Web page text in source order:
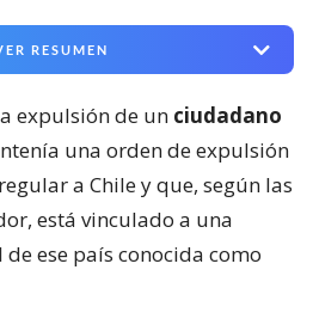
RESUMEN
expulsión de un ciudadano
una orden de expulsión
a Chile y que, según las
está vinculado a una
ese país conocida como